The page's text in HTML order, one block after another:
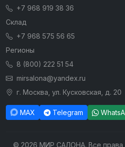
+7 968 919 38 36
Склад
+7 968 575 56 65
Регионы
8 (800) 222 51 54
mirsalona@yandex.ru
г. Москва, ул. Кусковская, д. 20
MAX Telegram
© 2026 МИР САЛОНА. Все права